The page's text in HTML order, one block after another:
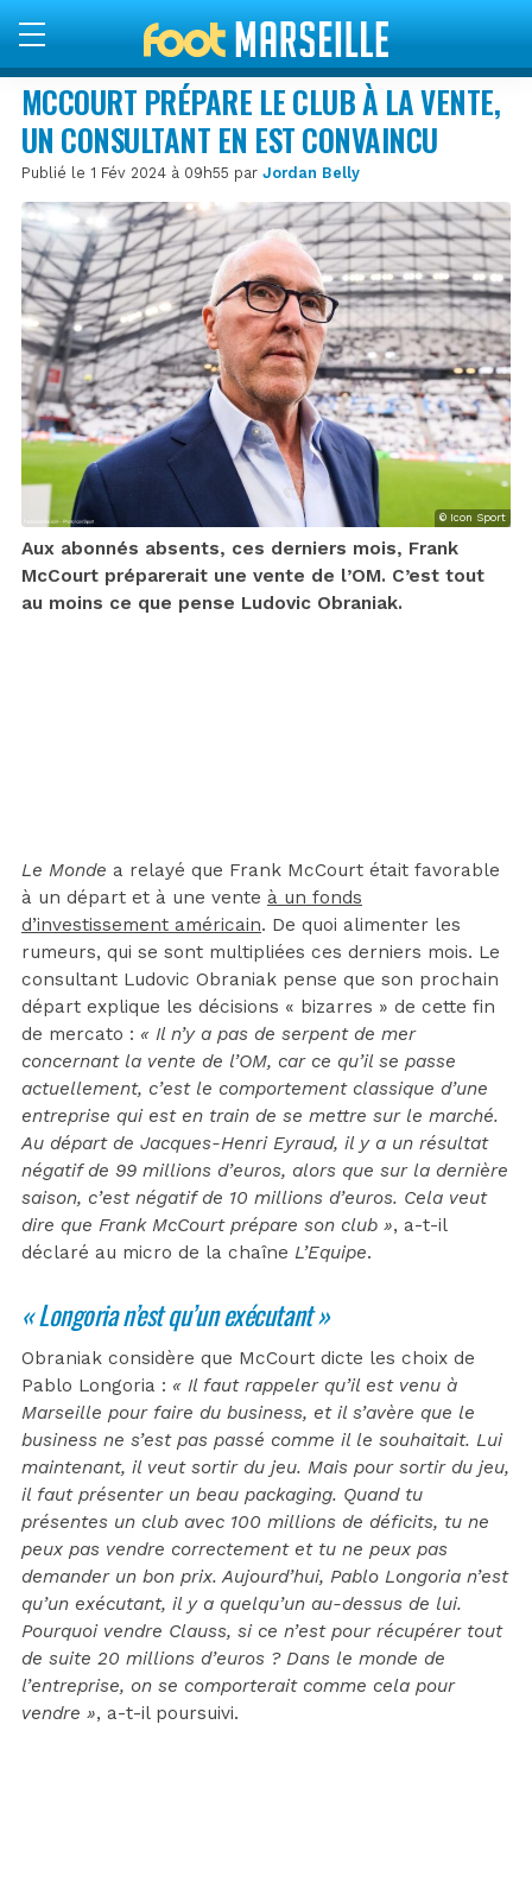
MCCOURT PRÉPARE LE CLUB À LA VENTE,
UN CONSULTANT EN EST CONVAINCU
Publié le 1 Fév 2024 à 09h55 par Jordan Belly
© Icon Sport
Aux abonnés absents, ces derniers mois, Frank
McCourt préparerait une vente de l’OM. C’est tout
au moins ce que pense Ludovic Obraniak.
Le Monde a relayé que Frank McCourt était favorable
à un départ et à une vente à un fonds
d’investissement américain. De quoi alimenter les
rumeurs, qui se sont multipliées ces derniers mois. Le
consultant Ludovic Obraniak pense que son prochain
départ explique les décisions « bizarres » de cette fin
de mercato : « Il n’y a pas de serpent de mer
concernant la vente de l’OM, car ce qu’il se passe
actuellement, c’est le comportement classique d’une
entreprise qui est en train de se mettre sur le marché.
Au départ de Jacques-Henri Eyraud, il y a un résultat
négatif de 99 millions d’euros, alors que sur la dernière
saison, c’est négatif de 10 millions d’euros. Cela veut
dire que Frank McCourt prépare son club », a-t-il
déclaré au micro de la chaîne L’Equipe.
« Longoria n’est qu’un exécutant »
Obraniak considère que McCourt dicte les choix de
Pablo Longoria : « Il faut rappeler qu’il est venu à
Marseille pour faire du business, et il s’avère que le
business ne s’est pas passé comme il le souhaitait. Lui
maintenant, il veut sortir du jeu. Mais pour sortir du jeu,
il faut présenter un beau packaging. Quand tu
présentes un club avec 100 millions de déficits, tu ne
peux pas vendre correctement et tu ne peux pas
demander un bon prix. Aujourd’hui, Pablo Longoria n’est
qu’un exécutant, il y a quelqu’un au-dessus de lui.
Pourquoi vendre Clauss, si ce n’est pour récupérer tout
de suite 20 millions d’euros ? Dans le monde de
l’entreprise, on se comporterait comme cela pour
vendre », a-t-il poursuivi.